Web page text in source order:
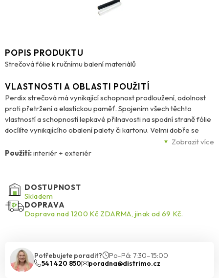
POPIS PRODUKTU
Strečová fólie k ručnímu balení materiálů
Zobrazit více
VLASTNOSTI A OBLASTI POUŽITÍ
Perdix strečová má vynikající schopnost prodloužení, odolnost
proti přetržení a elastickou paměť. Spojením všech těchto
vlastností a schopností lepkavé přilnavosti na spodní straně fólie
docílíte vynikajícího obalení palety či kartonu. Velmi dobře se
přizpůsobuje formě baleného zboží a dokonale ho tak chrání
nejen před mechanickým poškozením, ale i před vlhkostí, špínou
Použití:interiér + exteriér
DOSTUPNOST
Skladem
DOPRAVA
Doprava nad 1200 Kč ZDARMA, jinak od 69 Kč.
Potřebujete poradit?
Po–Pá: 7:30–15:00
541 420 850
poradna@distrimo.cz